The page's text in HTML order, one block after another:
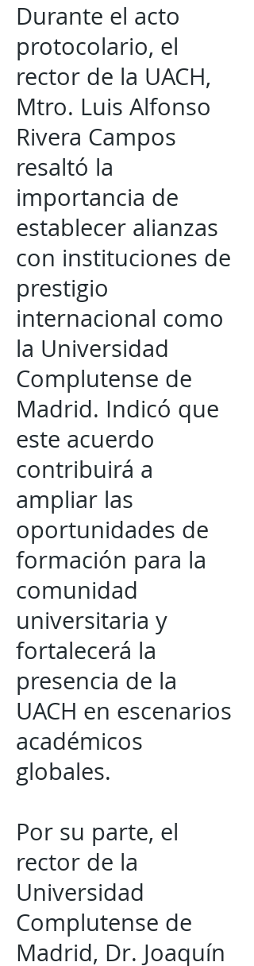
Durante el acto
protocolario, el
rector de la UACH,
Mtro. Luis Alfonso
Rivera Campos
resaltó la
importancia de
establecer alianzas
con instituciones de
prestigio
internacional como
la Universidad
Complutense de
Madrid. Indicó que
este acuerdo
contribuirá a
ampliar las
oportunidades de
formación para la
comunidad
universitaria y
fortalecerá la
presencia de la
UACH en escenarios
académicos
globales.
Por su parte, el
rector de la
Universidad
Complutense de
Madrid, Dr. Joaquín